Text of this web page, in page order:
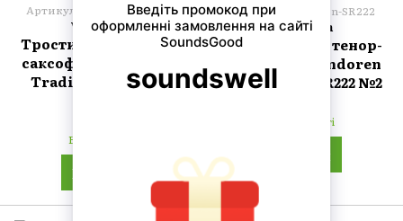
Артикул: Vandoren-SR2215
Vandoren
Тростини для тенор-
саксофона Vandoren
Traditional SR2215
В наявності
Купити
Артикул: Vandoren-SR222
Vandoren
Тростини для тенор-
саксофона Vandoren
Traditional SR222 №2
В наявності
Купити